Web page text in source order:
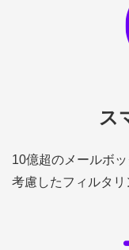
ス
10億超のメールボ
考慮したフィルタリ